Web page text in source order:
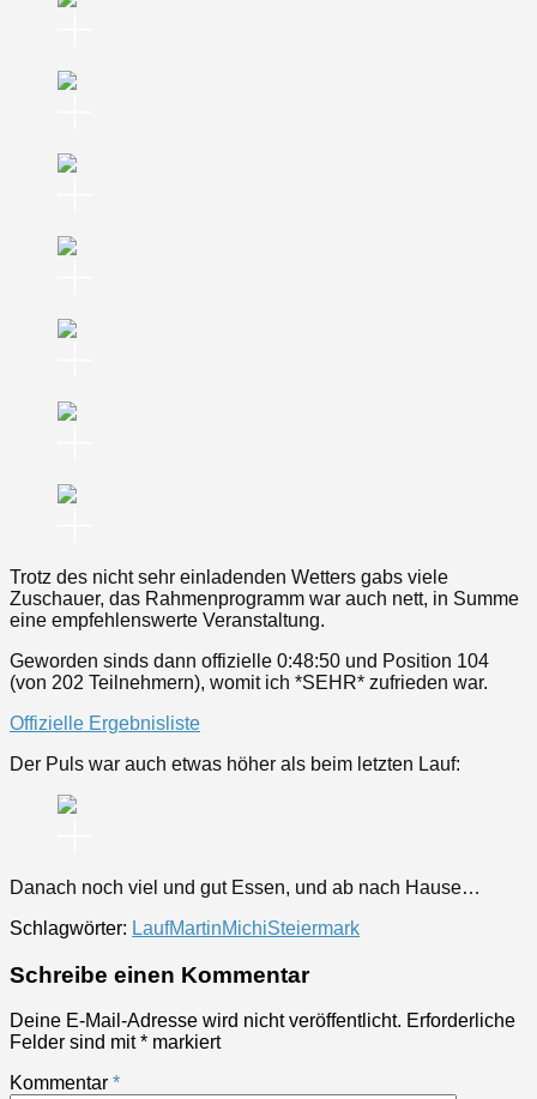
Trotz des nicht sehr einladenden Wetters gabs viele
Zuschauer, das Rahmenprogramm war auch nett, in Summe
eine empfehlenswerte Veranstaltung.
Geworden sinds dann offizielle 0:48:50 und Position 104
(von 202 Teilnehmern), womit ich *SEHR* zufrieden war.
Offizielle Ergebnisliste
Der Puls war auch etwas höher als beim letzten Lauf:
Danach noch viel und gut Essen, und ab nach Hause…
Schlagwörter: LaufMartinMichiSteiermark
Schreibe einen Kommentar
Deine E-Mail-Adresse wird nicht veröffentlicht. Erforderliche
Felder sind mit* markiert
Kommentar *